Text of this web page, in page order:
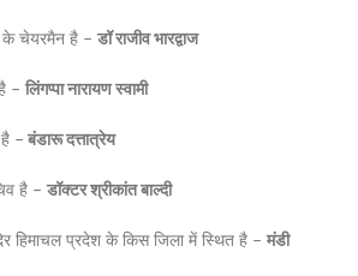
के चेयरमैन है – डॉ राजीव भारद्वाज
– लिंगप्पा नारायण स्वामी
– बंडारू दत्तात्रेय
है – डॉक्टर श्रीकांत बाल्दी
हिमाचल प्रदेश के किस जिला में स्थित है – मंडी